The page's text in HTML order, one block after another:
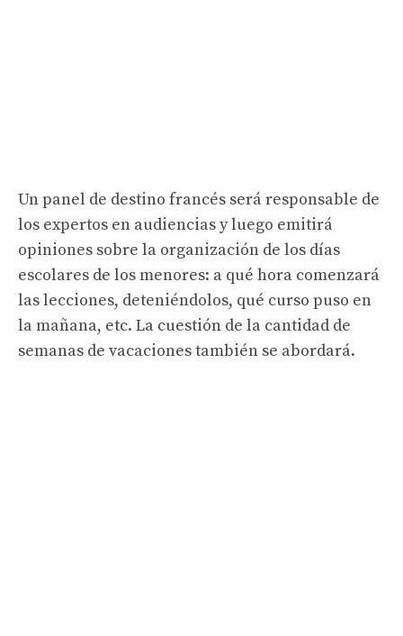
Un panel de destino francés será responsable de
los expertos en audiencias y luego emitirá
opiniones sobre la organización de los días
escolares de los menores: a qué hora comenzará
las lecciones, deteniéndolos, qué curso puso en
la mañana, etc. La cuestión de la cantidad de
semanas de vacaciones también se abordará.